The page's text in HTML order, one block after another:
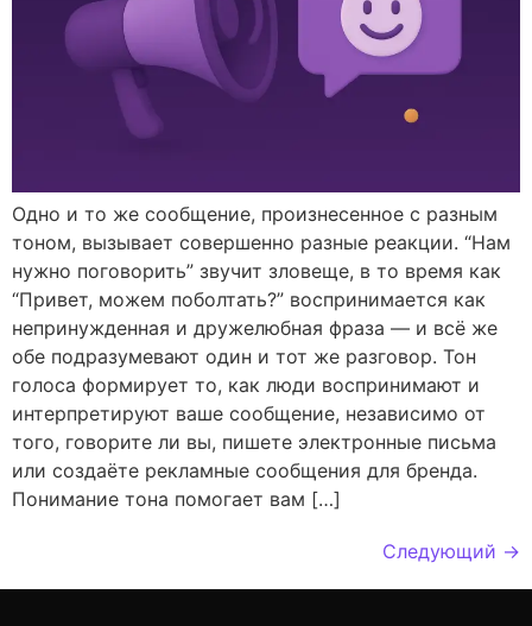
Одно и то же сообщение, произнесенное с разным
тоном, вызывает совершенно разные реакции. “Нам
нужно поговорить” звучит зловеще, в то время как
“Привет, можем поболтать?” воспринимается как
непринужденная и дружелюбная фраза — и всё же
обе подразумевают один и тот же разговор. Тон
голоса формирует то, как люди воспринимают и
интерпретируют ваше сообщение, независимо от
того, говорите ли вы, пишете электронные письма
или создаёте рекламные сообщения для бренда.
Понимание тона помогает вам […]
Следующий →